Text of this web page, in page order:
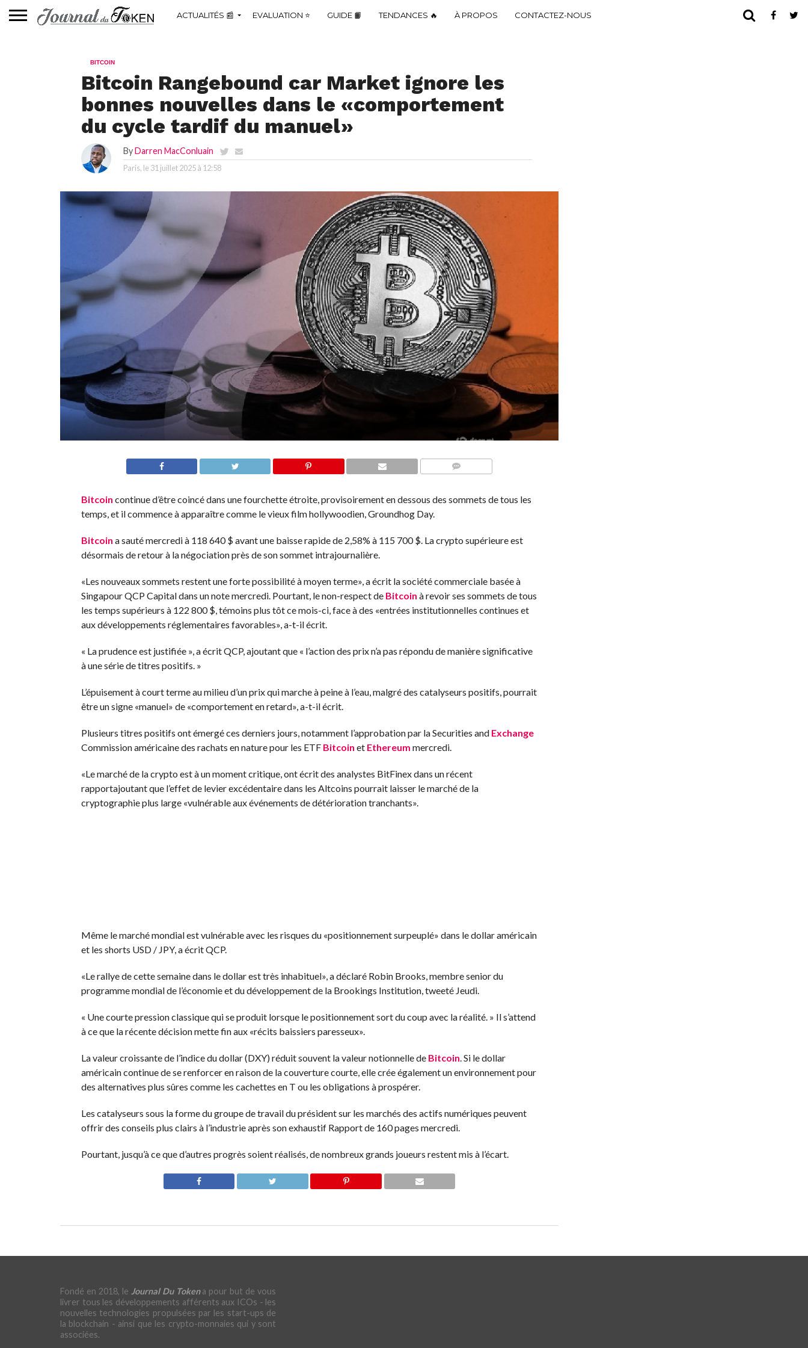
ACTUALITÉS 📰 EVALUATION ⭐ GUIDE 📙 TENDANCES 🔥 À PROPOS CONTACTEZ-NOUS
BITCOIN
Bitcoin Rangebound car Market ignore les
bonnes nouvelles dans le «comportement
du cycle tardif du manuel»
ByDarren MacConluain
Paris, le 31 juillet 2025 à 12:58
Bitcoin continue d’être coincé dans une fourchette étroite, provisoirement en dessous des sommets de tous les
temps, et il commence à apparaître comme le vieux film hollywoodien, Groundhog Day.
Bitcoin a sauté mercredi à 118 640 $ avant une baisse rapide de 2,58% à 115 700 $. La crypto supérieure est
désormais de retour à la négociation près de son sommet intrajournalière.
«Les nouveaux sommets restent une forte possibilité à moyen terme», a écrit la société commerciale basée à
Singapour QCP Capital dans unnotemercredi. Pourtant, le non-respect de Bitcoin à revoir ses sommets de tous
les temps supérieurs à 122 800 $, témoins plus tôt ce mois-ci, face à des «entrées institutionnelles continues et
aux développements réglementaires favorables», a-t-il écrit.
« La prudence est justifiée », a écrit QCP, ajoutant que « l’action des prix n’a pas répondu de manière significative
à une série de titres positifs. »
L’épuisement à court terme au milieu d’un prix qui marche à peine à l’eau, malgré des catalyseurs positifs, pourrait
être un signe «manuel» de «comportement en retard», a-t-il écrit.
Plusieurs titres positifs ont émergé ces derniers jours, notamment l’approbation par la Securities and Exchange
Commission américaine des rachats en nature pour les ETF Bitcoin et Ethereum mercredi.
«Le marché de la crypto est à un moment critique, ont écrit des analystes BitFinex dans un récent
rapportajoutant que l’effet de levier excédentaire dans les Altcoins pourrait laisser le marché de la
cryptographie plus large «vulnérable aux événements de détérioration tranchants».
Même le marché mondial est vulnérable avec les risques du «positionnement surpeuplé» dans le dollar américain
et les shorts USD / JPY, a écrit QCP.
«Le rallye de cette semaine dans le dollar est très inhabituel», a déclaré Robin Brooks, membre senior du
programme mondial de l’économie et du développement de la Brookings Institution,tweetéJeudi.
« Une courte pression classique qui se produit lorsque le positionnement sort du coup avec la réalité. » Il s’attend
à ce que la récente décision mette fin aux «récits baissiers paresseux».
La valeur croissante de l’indice du dollar (DXY) réduit souvent la valeur notionnelle de Bitcoin. Si le dollar
américain continue de se renforcer en raison de la couverture courte, elle crée également un environnement pour
des alternatives plus sûres comme les cachettes en T ou les obligations à prospérer.
Les catalyseurs sous la forme du groupe de travail du président sur les marchés des actifs numériques peuvent
offrir des conseils plus clairs à l’industrie après son exhaustif Rapport de 160 pages mercredi.
Pourtant, jusqu’à ce que d’autres progrès soient réalisés, de nombreux grands joueurs restentmis à l’écart.
Fondé en 2018, le Journal Du Tokena pour but de vous
livrer tous les développements afférents aux ICOs - les
nouvelles technologies propulsées par les start-ups de
la blockchain - ainsi que les crypto-monnaies qui y sont
associées.